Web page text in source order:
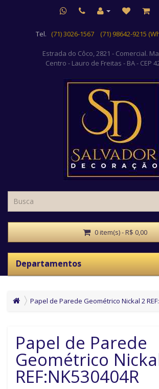
Tel. (71) 3026-1567 (71) 98642-9215
Estrada do Côco, 2821 - Comercial.
Centro - Lauro de Freitas - BA - CEP
0 item(s) - R$ 0,00
Departamentos
Papel de Parede Geométrico Nickal 2
Papel de Parede
Geométrico
REF:NK530404R